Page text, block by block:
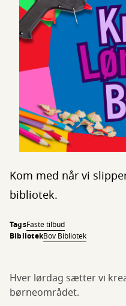
Kom med når vi
bibliotek.
TagsFaste tilbud
BibliotekBov Bibliotek
Hver lørdag sætter vi
børneområdet.